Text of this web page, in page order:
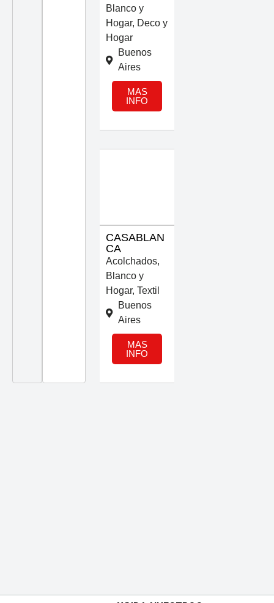
Blanco y
Hogar, Deco y
Hogar
Buenos
Aires
MAS
INFO
CASABLAN
CA
Acolchados,
Blanco y
Hogar, Textil
Buenos
Aires
MAS
INFO